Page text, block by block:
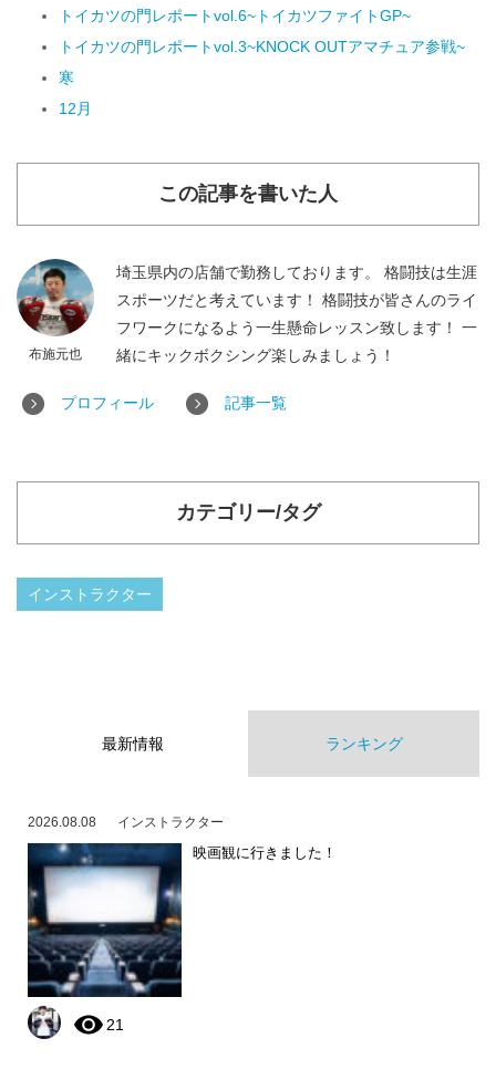
トイカツの門レポートvol.6~トイカツファイトGP~
トイカツの門レポートvol.3~KNOCK OUTアマチュア参戦~
寒
12月
この記事を書いた人
布施元也
埼玉県内の店舗で勤務しております。 格闘技は生涯
スポーツだと考えています！ 格闘技が皆さんのライ
フワークになるよう一生懸命レッスン致します！ 一
緒にキックボクシング楽しみましょう！
プロフィール 記事一覧
カテゴリー/タグ
インストラクター
最新情報 ランキング
2026.08.08 インストラクター
映画観に行きました！
21